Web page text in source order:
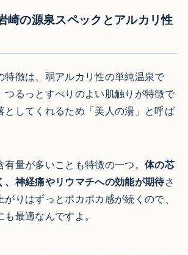
崎の源泉スペックとアルカリ性
特徴は、弱アルカリ性の単純温泉で
つるっとすべりのよい肌触りが特徴で
としてくれるため「美人の湯」と呼ば
有量が多いことも特徴の一つ。体の芯
、神経痛やリウマチへの効能が期待さ
りはずっとポカポカ感が続くので、
最適なんですよ。